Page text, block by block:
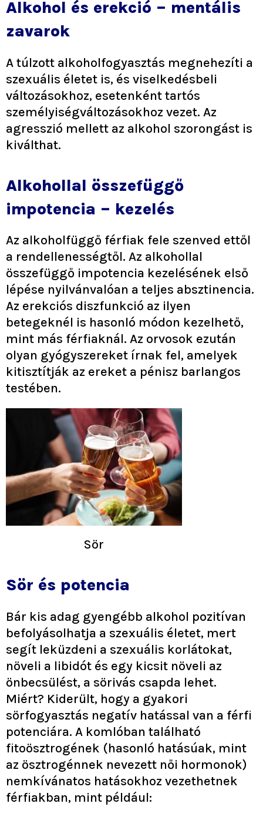
Alkohol és erekció – mentális
zavarok
A túlzott alkoholfogyasztás megnehezíti a
szexuális életet is, és viselkedésbeli
változásokhoz, esetenként tartós
személyiségváltozásokhoz vezet. Az
agresszió mellett az alkohol szorongást is
kiválthat.
Alkohollal összefüggő
impotencia – kezelés
Az alkoholfüggő férfiak fele szenved ettől
a rendellenességtől. Az alkohollal
összefüggő impotencia kezelésének első
lépése nyilvánvalóan a teljes absztinencia.
Az erekciós diszfunkció az ilyen
betegeknél is hasonló módon kezelhető,
mint más férfiaknál. Az orvosok ezután
olyan gyógyszereket írnak fel, amelyek
kitisztítják az ereket a pénisz barlangos
testében.
Sör
Sör és potencia
Bár kis adag gyengébb alkohol pozitívan
befolyásolhatja a szexuális életet, mert
segít leküzdeni a szexuális korlátokat,
növeli a libidót és egy kicsit növeli az
önbecsülést, a sörivás csapda lehet.
Miért? Kiderült, hogy a gyakori
sörfogyasztás negatív hatással van a férfi
potenciára. A komlóban található
fitoösztrogének (hasonló hatásúak, mint
az ösztrogénnek nevezett női hormonok)
nemkívánatos hatásokhoz vezethetnek
férfiakban, mint például: